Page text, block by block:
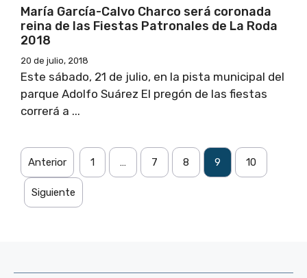
María García-Calvo Charco será coronada
reina de las Fiestas Patronales de La Roda
2018
20 de julio, 2018
Este sábado, 21 de julio, en la pista municipal del
parque Adolfo Suárez El pregón de las fiestas
correrá a ...
Anterior 1 … 7 8 9 10
Siguiente